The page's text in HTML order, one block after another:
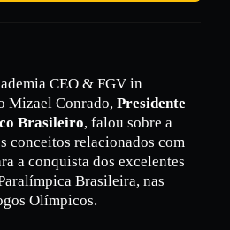
CEO & FGV in
Mizael Conrado,Presidente
Brasileiro, falou sobre a
conceitos relacionados com
a conquista dos excelentes
Brasileira, nas